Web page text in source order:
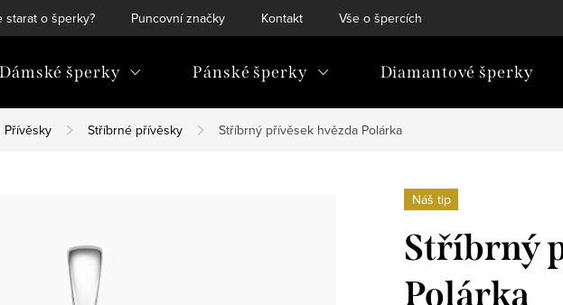
starat o šperky? Puncovní značky Kontakt Vše o špercích
Dámské šperky Pánské šperky Diamantové šperky
Přívěsky Stříbrné přívěsky Stříbrný přívěsek hvězda Polárka
Náš tip
Stříbrný
Polárka